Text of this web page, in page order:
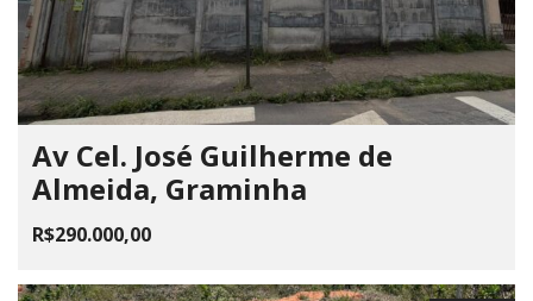
Av Cel. José Guilherme de
Almeida, Graminha
R$290.000,00